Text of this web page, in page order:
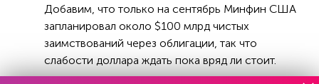
Добавим, что только на сентябрь Минфин США
запланировал около $100 млрд чистых
заимствований через облигации, так что
слабости доллара ждать пока вряд ли стоит.